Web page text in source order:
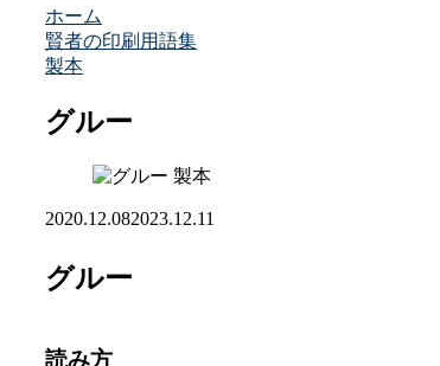
ホーム
賢者の印刷用語集
製本
グルー
製本
2020.12.082023.12.11
グルー
読み方